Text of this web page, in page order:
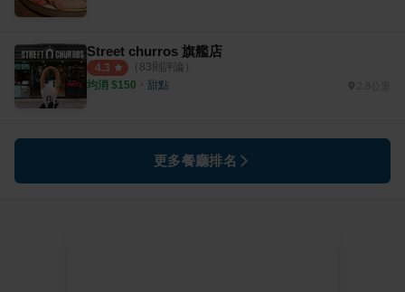
Street churros 旗艦店
4.3 （ 83則評論）
均消 $150 ・ 甜點
更多餐廳排名